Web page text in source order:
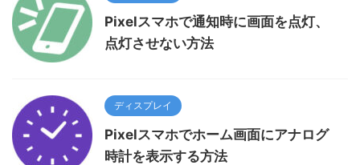
Pixelスマホで通知時に画面を点灯、
点灯させない方法
ディスプレイ
Pixelスマホでホーム画面にアナログ
時計を表示する方法